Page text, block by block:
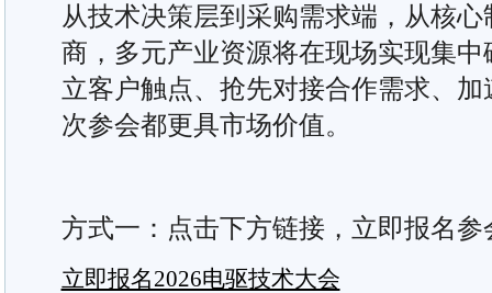
从技术决策层到采购需求端，从核
商，多元产业资源将在现场实现集
立客户触点、抢先对接合作需求、
次参会都更具市场价值。
方式一：点击下方链接，立即报名参
立即报名2026电驱技术大会